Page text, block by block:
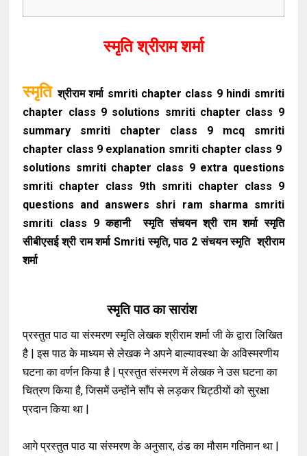
स्मृति श्रीराम शर्मा
स्मृति श्रीराम शर्मा smriti chapter class 9 hindi smriti
chapter class 9 solutions smriti chapter class 9
summary smriti chapter class 9 mcq smriti
chapter class 9 explanation smriti chapter class 9
solutions smriti chapter class 9 extra questions
smriti chapter class 9th smriti chapter class 9
questions and answers shri ram sharma smriti
smriti class 9 कहानी स्मृति संचयन श्री राम शर्मा स्मृति
सीबीएसई श्री राम शर्मा Smriti स्मृति, पाठ 2 संचयन स्मृति श्रीराम
शर्मा
स्मृति पाठ का सारांश
प्रस्तुत पाठ या संस्मरण स्मृति लेखक श्रीराम शर्मा जी के द्वारा लिखित
है | इस पाठ के माध्यम से लेखक ने अपने बाल्यावस्था के अविस्मरणीय
घटना का वर्णन किया है | प्रस्तुत संस्मरण में लेखक ने उस घटना का
चित्रण किया है, जिसमें उन्होंने साँप से लड़कर चिट्ठीयों को सुरक्षा
प्रदान किया था |
आगे प्रस्तुत पाठ या संस्मरण के अनुसार, ठंड का मौसम गतिमान था |